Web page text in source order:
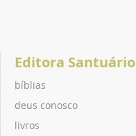
Editora Santuário
bíblias
deus conosco
livros